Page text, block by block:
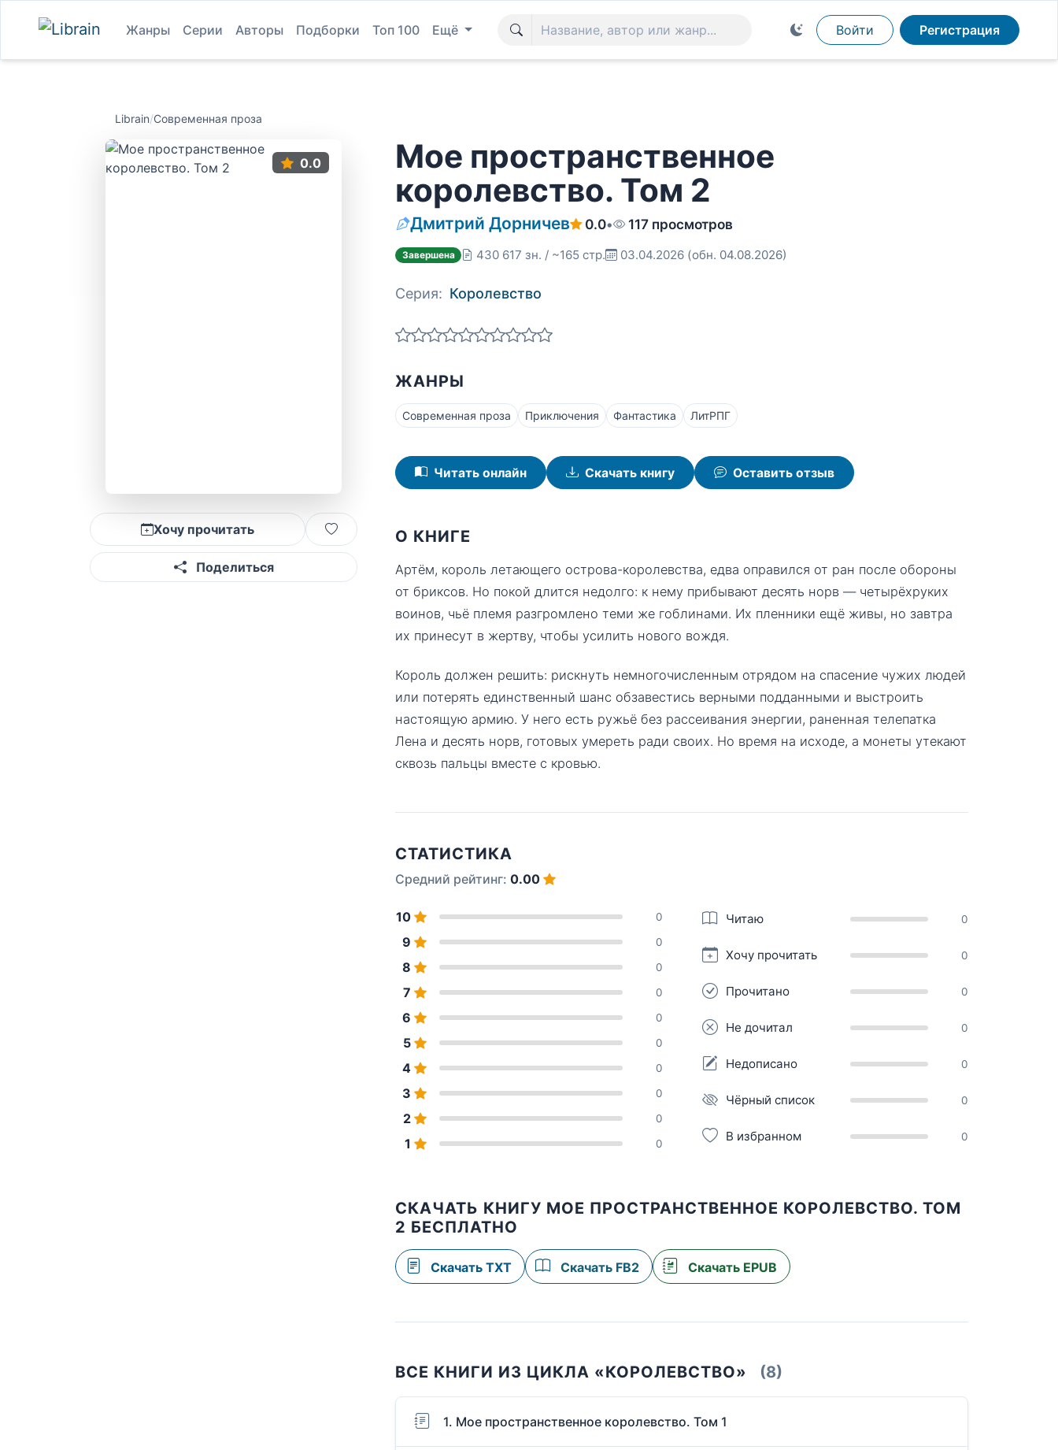
Жанры Серии Авторы Подборки Топ 100 Ещё Войти Регистрация
Librain/Современная проза
0.0
Хочу прочитать
Поделиться
Мое пространственное
королевство. Том 2
Дмитрий Дорничев 0.0• 117 просмотров
Завершена 430 617 зн. / ~165 стр. 03.04.2026 (обн. 04.08.2026)
Серия: Королевство
ЖАНРЫ
Современная проза Приключения Фантастика ЛитРПГ
Читать онлайн Скачать книгу Оставить отзыв
О КНИГЕ
Артём, король летающего острова-королевства, едва оправился от ран после обороны
от бриксов. Но покой длится недолго: к нему прибывают десять норв — четырёхруких
воинов, чьё племя разгромлено теми же гоблинами. Их пленники ещё живы, но завтра
их принесут в жертву, чтобы усилить нового вождя.
Король должен решить: рискнуть немногочисленным отрядом на спасение чужих людей
или потерять единственный шанс обзавестись верными подданными и выстроить
настоящую армию. У него есть ружьё без рассеивания энергии, раненная телепатка
Лена и десять норв, готовых умереть ради своих. Но время на исходе, а монеты утекают
сквозь пальцы вместе с кровью.
СТАТИСТИКА
Средний рейтинг: 0.00
10 0
9 0
8 0
7 0
6 0
5 0
4 0
3 0
2 0
1 0
Читаю 0
Хочу прочитать 0
Прочитано 0
Не дочитал 0
Недописано 0
Чёрный список 0
В избранном 0
СКАЧАТЬ КНИГУ МОЕ ПРОСТРАНСТВЕННОЕ КОРОЛЕВСТВО. ТОМ
2 БЕСПЛАТНО
Скачать TXT Скачать FB2 Скачать EPUB
ВСЕ КНИГИ ИЗ ЦИКЛА «КОРОЛЕВСТВО» (8)
1. Мое пространственное королевство. Том 1